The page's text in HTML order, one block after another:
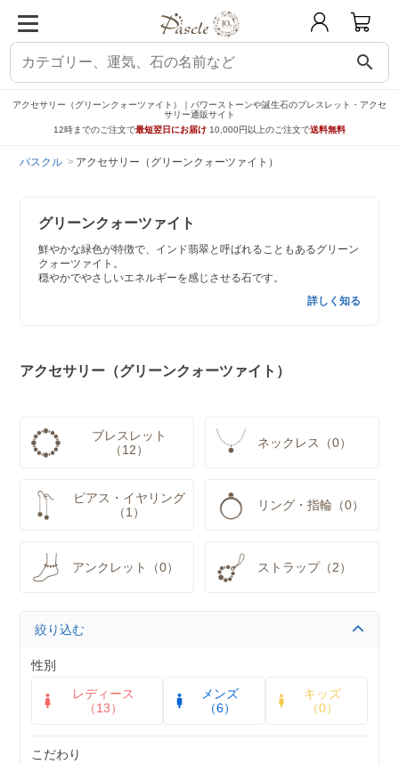
search
アクセサリー（グリーンクォーツァイト）｜パワーストーンや誕生石のブレスレット・アクセ
サリー通販サイト
12時までのご注文で最短翌日にお届け 10,000円以上のご注文で送料無料
パスクル アクセサリー（グリーンクォーツァイト）
グリーンクォーツァイト
鮮やかな緑色が特徴で、インド翡翠と呼ばれることもあるグリーン
クォーツァイト。
穏やかでやさしいエネルギーを感じさせる石です。
詳しく知る
アクセサリー（グリーンクォーツァイト）
ブレスレット
（12）
ネックレス（0）
ピアス・イヤリング
（1）
リング・指輪（0）
アンクレット（0） ストラップ（2）
絞り込む
性別
レディース
（13）
メンズ
（6）
キッズ
（0）
こだわり